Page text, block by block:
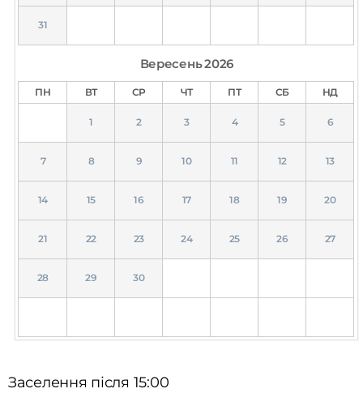
31
Вересень2026
ПН ВТ СР ЧТ ПТ СБ НД
1 2 3 4 5 6
7 8 9 10 11 12 13
14 15 16 17 18 19 20
21 22 23 24 25 26 27
28 29 30
Заселення після 15:00